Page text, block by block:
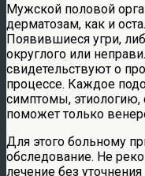
Мужской половой
дерматозам, как и
Появившиеся угри,
округлого или
свидетельствуют о
процессе. Каждое
симптомы, этиологию,
поможет только
Для этого больному
обследование. Не
лечение без